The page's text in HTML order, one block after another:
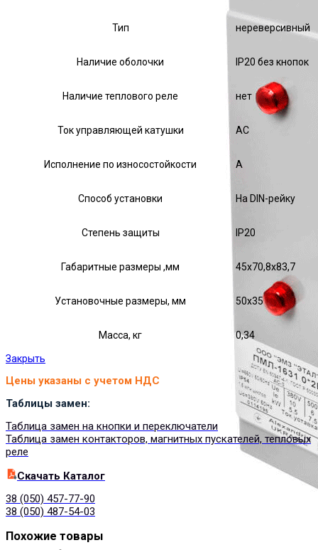
Тип нереверсивный
Наличие оболочки IP20 без кнопок
Наличие теплового реле нет
Ток управляющей катушки АС
Исполнение по износостойкости А
Способ установки На DIN-рейку
Степень защиты IP20
Габаритные размеры ,мм 45х70,8х83,7
Установочные размеры, мм 50х35
Масса, кг 0,34
Закрыть
Цены указаны с учетом НДС
Таблицы замен:
Таблица замен на кнопки и переключатели
Таблица замен контакторов, магнитных пускателей, тепловых
реле
Cкачать Каталог
38 (050) 457-77-90
38 (050) 487-54-03
Похожие товары